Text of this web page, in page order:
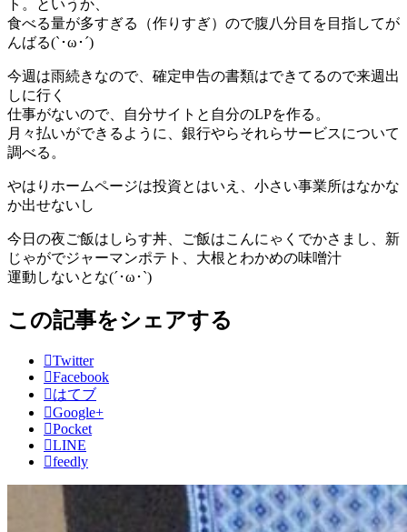
ト。というか、
食べる量が多すぎる（作りすぎ）ので腹八分目を目指してが
んばる(`･ω･´)
今週は雨続きなので、確定申告の書類はできてるので来週出
しに行く
仕事がないので、自分サイトと自分のLPを作る。
月々払いができるように、銀行やらそれらサービスについて
調べる。
やはりホームページは投資とはいえ、小さい事業所はなかな
か出せないし
今日の夜ご飯はしらす丼、ご飯はこんにゃくでかさまし、新
じゃがでジャーマンポテト、大根とわかめの味噌汁
運動しないとな(´･ω･`)
この記事をシェアする
Twitter
Facebook
はてブ
Google+
Pocket
LINE
feedly